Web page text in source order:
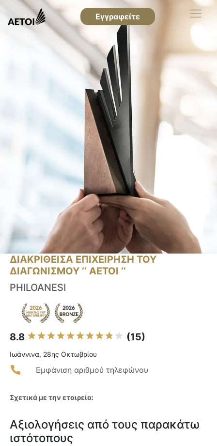
Εγγραφείτε
ΔΙΑΚΡΙΘΕΙΣΑ ΕΠΙΧΕΙΡΗΣΗ ΤΟΥ
ΔΙΑΓΩΝΙΣΜΟΥ ‘’ ΑΕΤΟΙ ‘’
PHILOANESI
8.8 (15)
Ιωάννινα, 28ης Οκτωβρίου
Εμφάνιση αριθμού τηλεφώνου
Σχετικά με την εταιρεία:
Αξιολογήσεις από τους παρακάτω
ιστότοπους